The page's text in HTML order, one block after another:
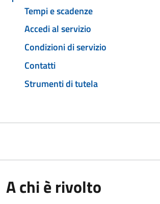
Tempi e scadenze
Accedi al servizio
Condizioni di servizio
Contatti
Strumenti di tutela
A chi è rivolto